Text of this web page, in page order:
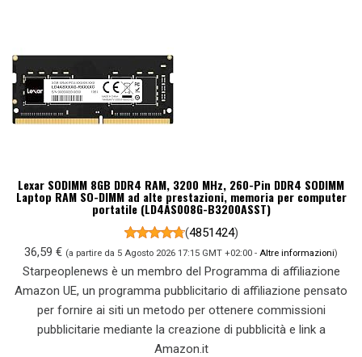
Lexar SODIMM 8GB DDR4 RAM, 3200 MHz, 260-Pin DDR4 SODIMM
Laptop RAM SO-DIMM ad alte prestazioni, memoria per computer
portatile (LD4AS008G-B3200ASST)
(4851424)
36,59 € (a partire da 5 Agosto 2026 17:15 GMT +02:00 - Altre informazioni)
Starpeoplenews è un membro del Programma di affiliazione
Amazon UE, un programma pubblicitario di affiliazione pensato
per fornire ai siti un metodo per ottenere commissioni
pubblicitarie mediante la creazione di pubblicità e link a
Amazon.it